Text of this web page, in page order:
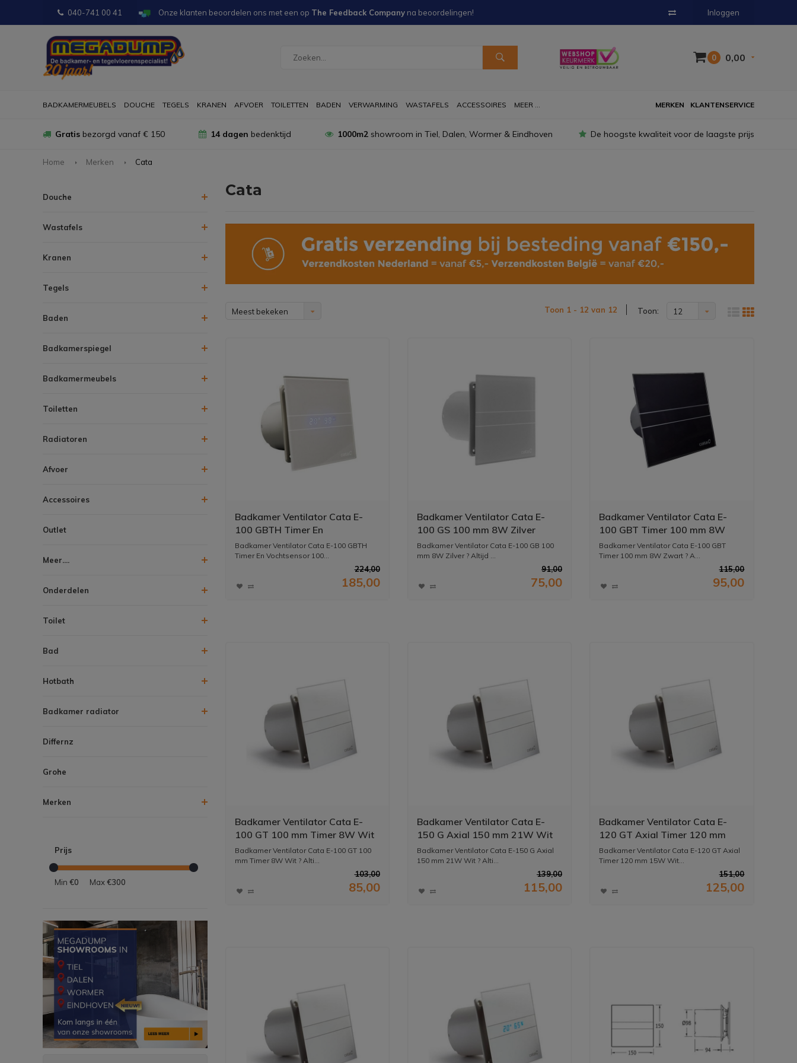
040-741 00 41 Onze klanten beoordelen ons met een op The Feedback Company na beoordelingen! Inloggen
0 0,00
BADKAMERMEUBELS DOUCHE TEGELS KRANEN AFVOER TOILETTEN BADEN VERWARMING WASTAFELS ACCESSOIRES MEER ... KLANTENSERVICE
MERKEN
Gratis bezorgd vanaf € 150 14 dagen bedenktijd 1000m2showroom in Tiel, Dalen, Wormer & Eindhoven De hoogste kwaliteit voor de laagste prijs
Home Merken Cata
Douche
Wastafels
Kranen
Tegels
Baden
Badkamerspiegel
Badkamermeubels
Toiletten
Radiatoren
Afvoer
Accessoires
Outlet
Meer....
Onderdelen
Toilet
Bad
Hotbath
Badkamer radiator
Differnz
Grohe
Merken
Prijs
Min €0 Max€300
Cata
Meest bekeken Toon 1 - 12 van 12 Toon: 12
Badkamer Ventilator Cata E-
100 GBTH Timer En
Vochtsensor 100 mm 4W/8W
Zilver
Badkamer Ventilator Cata E-100 GBTH
Timer En Vochtsensor 100...
224,00
185,00
Badkamer Ventilator Cata E-
100 GS 100 mm 8W Zilver
Badkamer Ventilator Cata E-100 GB 100
mm 8W Zilver ? Altijd ...
91,00
75,00
Badkamer Ventilator Cata E-
100 GBT Timer 100 mm 8W
Zwart
Badkamer Ventilator Cata E-100 GBT
Timer 100 mm 8W Zwart ? A...
115,00
95,00
Badkamer Ventilator Cata E-
100 GT 100 mm Timer 8W Wit
Badkamer Ventilator Cata E-100 GT 100
mm Timer 8W Wit ? Alti...
103,00
85,00
Badkamer Ventilator Cata E-
150 G Axial 150 mm 21W Wit
Badkamer Ventilator Cata E-150 G Axial
150 mm 21W Wit ? Alti...
139,00
115,00
Badkamer Ventilator Cata E-
120 GT Axial Timer 120 mm
15W Wit
Badkamer Ventilator Cata E-120 GT Axial
Timer 120 mm 15W Wit...
151,00
125,00